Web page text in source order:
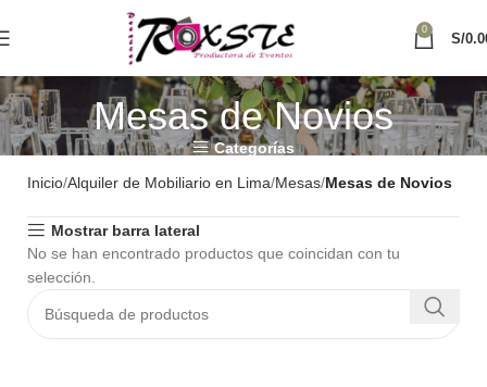
0
S/
Mesas de Novios
Categorías
Inicio Alquiler de Mobiliario en Lima Mesas Mesas de Novios
Mostrar barra lateral
No se han encontrado productos que coincidan con tu
selección.